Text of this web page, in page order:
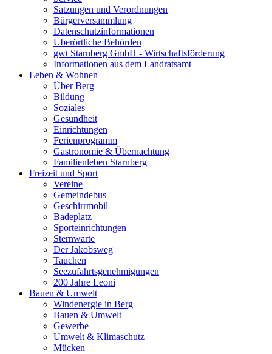
Satzungen und Verordnungen
Bürgerversammlung
Datenschutzinformationen
Überörtliche Behörden
gwt Starnberg GmbH - Wirtschaftsförderung
Informationen aus dem Landratsamt
Leben & Wohnen
Über Berg
Bildung
Soziales
Gesundheit
Einrichtungen
Ferienprogramm
Gastronomie & Übernachtung
Familienleben Starnberg
Freizeit und Sport
Vereine
Gemeindebus
Geschirrmobil
Badeplatz
Sporteinrichtungen
Sternwarte
Der Jakobsweg
Tauchen
Seezufahrtsgenehmigungen
200 Jahre Leoni
Bauen & Umwelt
Windenergie in Berg
Bauen & Umwelt
Gewerbe
Umwelt & Klimaschutz
Mücken